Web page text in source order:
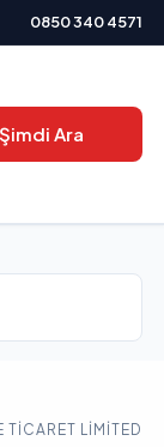
0850 340 4571
Şimdi Ara
TICARET LIMITED